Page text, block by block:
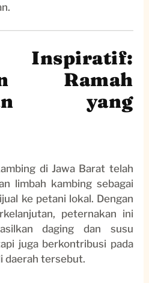
Ramah
yang
di Jawa Barat telah
limbah kambing sebagai
ke petani lokal. Dengan
peternakan ini
daging dan susu
juga berkontribusi pada
daerah tersebut.